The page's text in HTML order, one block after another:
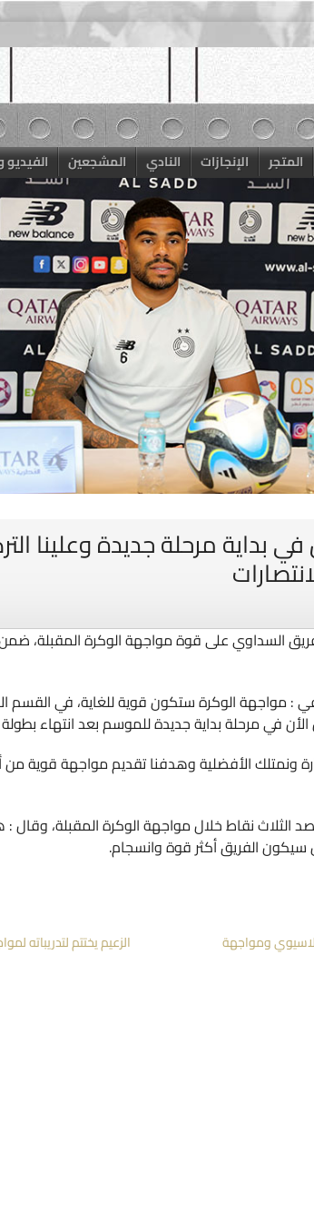
المتجر الإنجازات النادي المشجعين الفيديو
بداية مرحلة جديدة وعلينا
السداوي على قوة مواجهة الوكرة المقبلة، ضمن
: مواجهة الوكرة ستكون قوية للغاية، في القسم
الأن في مرحلة بداية جديدة للموسم بعد انتهاء
ونمتلك الأفضلية وهدفنا تقديم مواجهة قوية
الثلاث نقاط خلال مواجهة الوكرة المقبلة، وقال :
سيكون الفريق أكثر قوة وانسجام.
ومواجهة
الزعيم يختتم لتدريباته